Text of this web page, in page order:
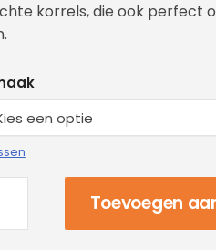
korrels, die ook perfect
Toevoegen